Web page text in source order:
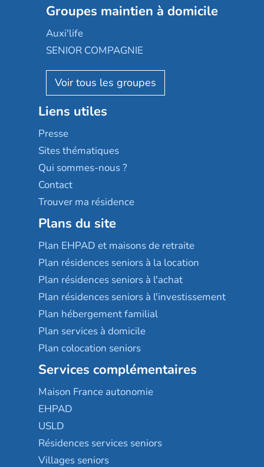
Les jardins d'Arcadie
Occitalia
Appartseniors
Reseda
Stella management
Les villages d'or
Sérénys
Résidences services Villa Médicis
Groupe SOS
Le Noble Âge
Almage
Résidalya
Groupe aplus
Groupes maintien à domicile
Auxi'life
SENIOR COMPAGNIE
AGE D'OR Services
Liens utiles
Presse
Sites thématiques
Qui sommes-nous ?
Contact
Trouver ma résidence
Plans du site
Plan EHPAD et maisons de retraite
Plan résidences seniors à la location
Plan résidences seniors à l'achat
Plan résidences seniors à l'investissement
Plan hébergement familial
Plan services à domicile
Plan colocation seniors
Services complémentaires
Maison France autonomie
EHPAD
USLD
Résidences services seniors
Villages seniors